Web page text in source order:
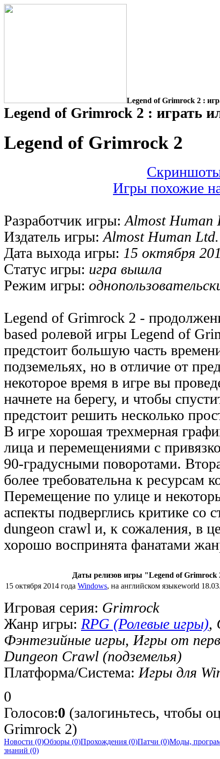
Legend of Grimrock 2 :
Legend of Grimrock 2 : играть
Legend of Grimrock 2
Игры похожие
Разработчик игры: Almost Human
Издатель игры: Almost Human Ltd.
Дата выхода игры: 15 октября
Статус игры: игра вышла
Режим игры:
Legend of Grimrock 2 -
based ролевой игры Legend of
предстоит большую часть
подземельях, но в отличие от
некоторое время в игре вы
начнете на берегу, и чтобы
предстоит решить несколько
В игре хорошая трехмерная
лица и перемещениями с
90-градусными поворотами.
более требовательна к ресурсам
Перемещение по улице и
аспекты подверглись критике со
dungeon crawl и, к сожаления, в
хорошо воспринята фанатами
Даты релизов игры "Legend of Grimrock
15 октября 2014 года Windows, на английском языкеworld
Игровая серия: Grimrock
Жанр игры: RPG (Ролевые игры),
Фэнтезийные игры, Игры от
Dungeon Crawl (подземелья)
Платформа/Система: Игры для
0
Голосов:0 (залогиньтесь, чтобы
Grimrock 2)
Новости (0)Обзоры (0)Прохождения (0)Патчи (0)Моды,
знаний (0)